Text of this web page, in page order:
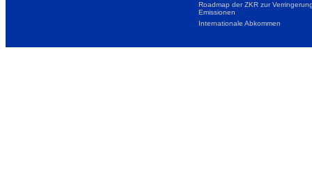
Roadmap der ZKR zur
Emissionen
Internationale Abkommen